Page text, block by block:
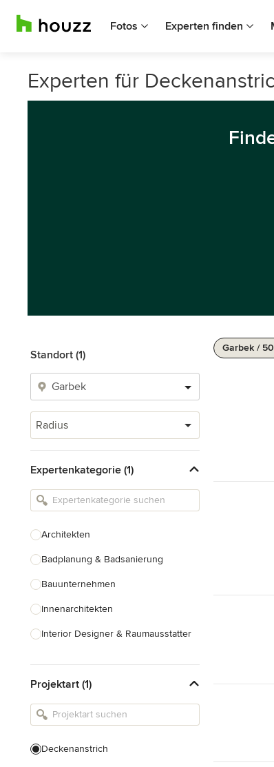
Fotos Experten finden
Experten für
Standort (1)
Radius
Expertenkategorie (1)
Architekten
Badplanung & Badsanierung
Bauunternehmen
Innenarchitekten
Interior Designer & Raumausstatter
Landschaftsarchitekten
Armaturen & Sanitärbedarf
Projektart (1)
Deckenanstrich
Garbek /